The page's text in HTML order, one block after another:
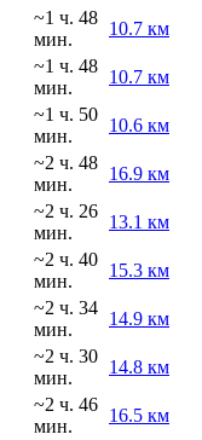
~1 ч. 48
мин.
10.7 км
~1 ч. 48
мин.
10.7 км
~1 ч. 50
мин.
10.6 км
~2 ч. 48
мин.
16.9 км
~2 ч. 26
мин.
13.1 км
~2 ч. 40
мин.
15.3 км
~2 ч. 34
мин.
14.9 км
~2 ч. 30
мин.
14.8 км
~2 ч. 46
мин.
16.5 км